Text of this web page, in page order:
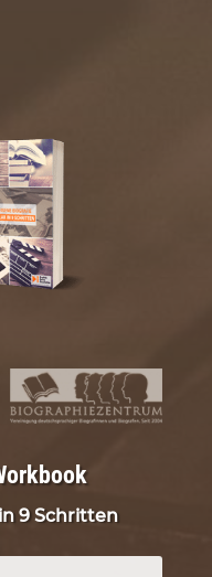
9 Schritten